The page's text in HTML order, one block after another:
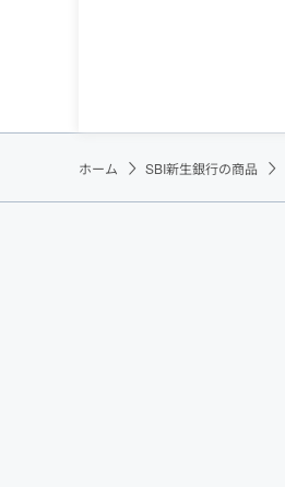
ホーム SBI新生銀行の商品